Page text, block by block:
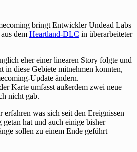
bringt Entwickler Undead Labs
dem Heartland-DLC in überarbeiteter
eher einer linearen Story folgte und
in diese Gebiete mitnehmen konnten,
Update ändern.
Karte umfasst außerdem zwei neue
nicht gab.
was sich seit den Ereignissen
hat und auch einige bisher
sollen zu einem Ende geführt